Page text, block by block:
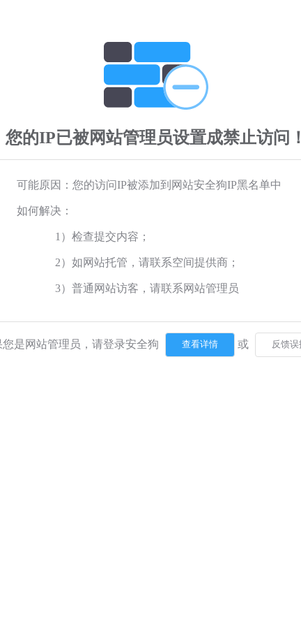
您的IP已被网站管理员设置成禁止访问！
可能原因：您的访问IP被添加到网站安全狗IP黑名单中
如何解决：
1）检查提交内容；
2）如网站托管，请联系空间提供商；
3）普通网站访客，请联系网站管理员
您是网站管理员，请登录安全狗 或